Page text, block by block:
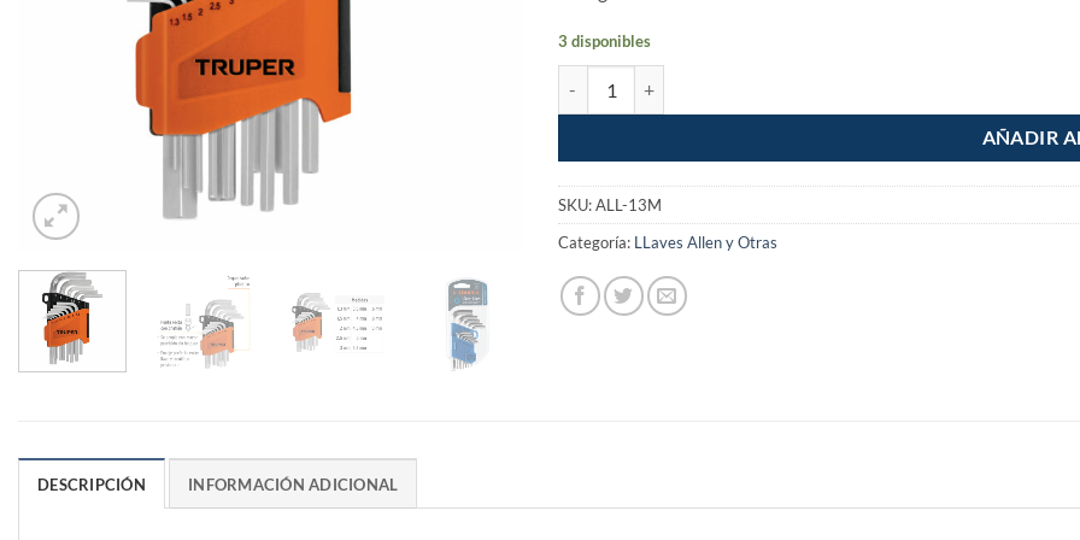
3 disponibles
AÑADIR
SKU:ALL-13M
Categoría: LLaves Allen y Otras
DESCRIPCIÓN INFORMACIÓN ADICIONAL